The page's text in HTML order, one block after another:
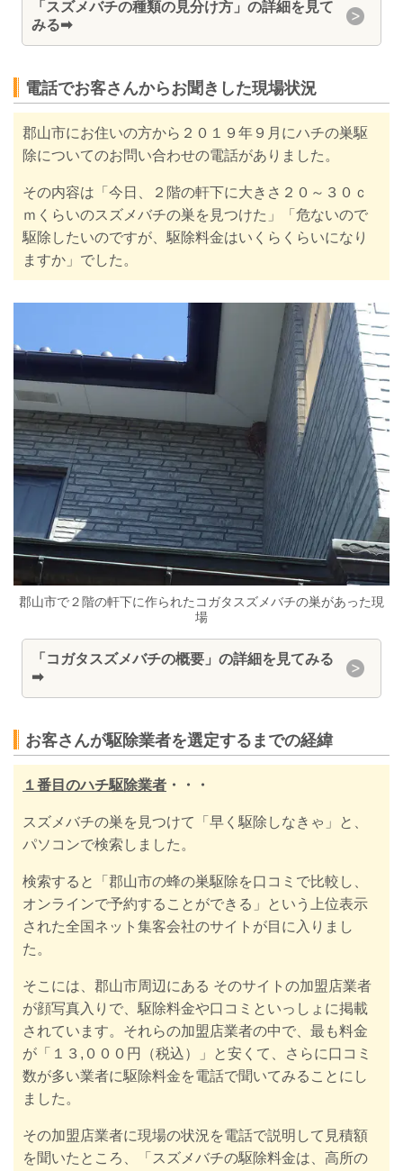
「スズメバチの種類の見分け方」の詳細を見て
みる➡
電話でお客さんからお聞きした現場状況
郡山市にお住いの方から２０１９年９月にハチの巣駆
除についてのお問い合わせの電話がありました。
その内容は「今日、２階の軒下に大きさ２０～３０ｃ
ｍくらいのスズメバチの巣を見つけた」「危ないので
駆除したいのですが、駆除料金はいくらくらいになり
ますか」でした。
郡山市で２階の軒下に作られたコガタスズメバチの巣があった現
場
「コガタスズメバチの概要」の詳細を見てみる
➡
お客さんが駆除業者を選定するまでの経緯
１番目のハチ駆除業者 ・・・
スズメバチの巣を見つけて「早く駆除しなきゃ」と、
パソコンで検索しました。
検索すると「郡山市の蜂の巣駆除を口コミで比較し、
オンラインで予約することができる」という上位表示
された全国ネット集客会社のサイトが目に入りまし
た。
そこには、郡山市周辺にある そのサイトの加盟店業者
が顔写真入りで、駆除料金や口コミといっしょに掲載
されています。それらの加盟店業者の中で、最も料金
が「１３,０００円（税込）」と安くて、さらに口コミ
数が多い業者に駆除料金を電話で聞いてみることにし
ました。
その加盟店業者に現場の状況を電話で説明して見積額
を聞いたところ、「スズメバチの駆除料金は、高所の